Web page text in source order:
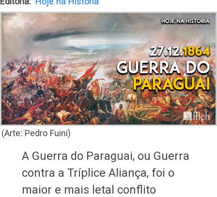
(Arte: Pedro Fuini)
A Guerra do Paraguai, ou Guerra
contra a Tríplice Aliança, foi o
maior e mais letal conflito